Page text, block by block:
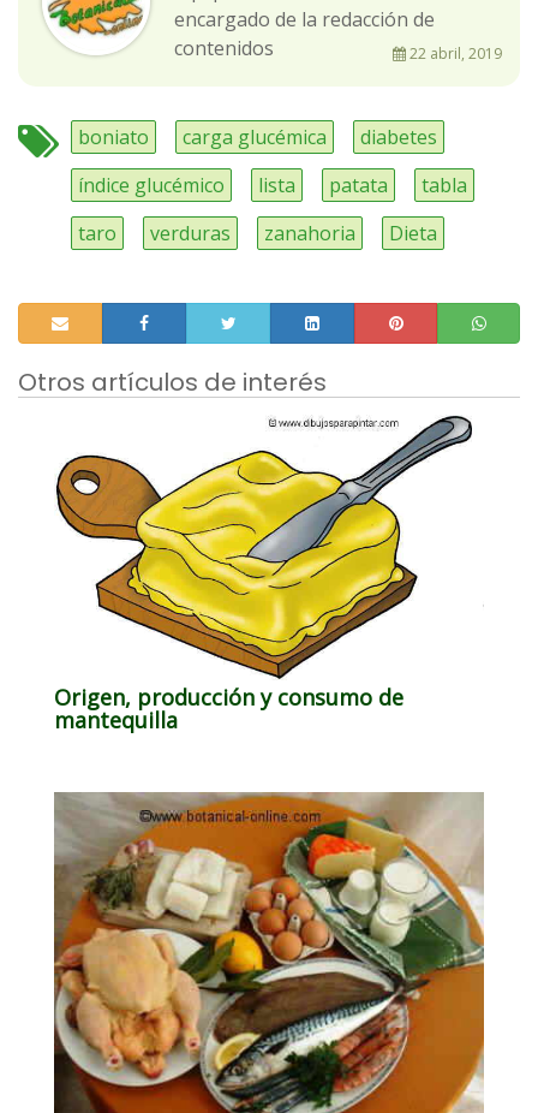
encargado de la redacción de
contenidos
22 abril, 2019
boniato carga glucémica
diabetes
índice glucémico
lista patata
tabla
taro
verduras zanahoria Dieta
Otros artículos de interés
Origen, producción y consumo de
mantequilla